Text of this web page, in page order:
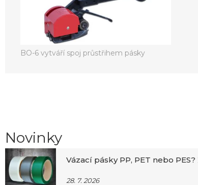
BO-6 vytváří spoj průstřihem pásky
Novinky
Vázací pásky PP, PET nebo
28. 7. 2026